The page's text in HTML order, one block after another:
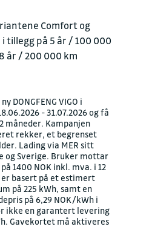
Comfort og
tillegg på 5 år / 100 000
år / 200 000 km
DONGFENG VIGO i
- 31.07.2026 og få
måneder. Kampanjen
rekker, et begrenset
Lading via MER sitt
og Sverige. Bruker mottar
1400 NOK inkl. mva. i 12
basert på et estimert
på 225 kWh, samt en
på 6,29 NOK/kWh i
ikke en garantert levering
Gavekortet må aktiveres